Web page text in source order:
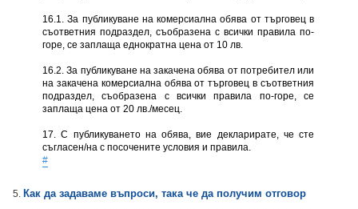
16.1. За публикуване на комерсиална обява от търговец в
съответния подраздел, съобразена с всички правила по-
горе, се заплаща еднократна цена от 10 лв.
16.2. За публикуване на закачена обява от потребител или
на закачена комерсиална обява от търговец в съответния
подраздел, съобразена с всички правила по-горе, се
заплаща цена от 20 лв./месец.
17. С публикуването на обява, вие декларирате, че сте
съгласен/на с посочените условия и правила.
#
Как да задаваме въпроси, така че да получим отговор